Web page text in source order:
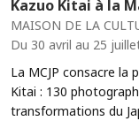
Kazuo Kitai à la
MAISON DE LA
Du 30 avril au 25
La MCJP consacre la
Kitai : 130
transformations du